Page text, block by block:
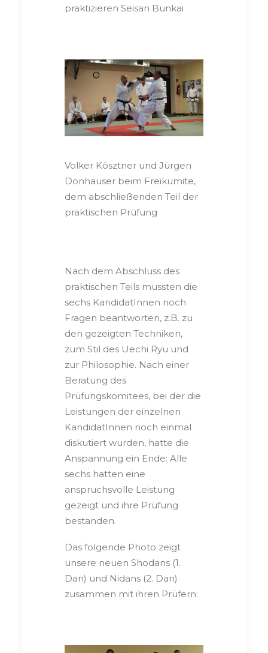
praktizieren Seisan Bunkai
Volker Kösztner und Jürgen
Donhauser beim Freikumite,
dem abschließenden Teil der
praktischen Prüfung
Nach dem Abschluss des
praktischen Teils mussten die
sechs KandidatInnen noch
Fragen beantworten, z.B. zu
den gezeigten Techniken,
zum Stil des Uechi Ryu und
zur Philosophie. Nach einer
Beratung des
Prüfungskomitees, bei der die
Leistungen der einzelnen
KandidatInnen noch einmal
diskutiert wurden, hatte die
Anspannung ein Ende: Alle
sechs hatten eine
anspruchsvolle Leistung
gezeigt und ihre Prüfung
bestanden.
Das folgende Photo zeigt
unsere neuen Shodans (1.
Dan) und Nidans (2. Dan)
zusammen mit ihren Prüfern: